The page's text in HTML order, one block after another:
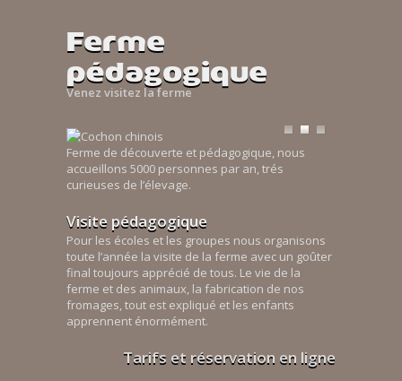
Ferme
pédagogique
Venez visitez la ferme
Ferme de découverte et pédagogique, nous
accueillons 5000 personnes par an, trés
curieuses de l’élevage.
Visite pédagogique
Pour les écoles et les groupes nous organisons
toute l’année la visite de la ferme avec un goûter
final toujours apprécié de tous. Le vie de la
ferme et des animaux, la fabrication de nos
fromages, tout est expliqué et les enfants
apprennent énormément.
Tarifs et réservation en ligne